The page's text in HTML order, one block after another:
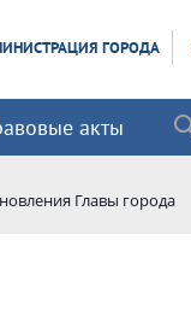
ГОРОДА
акты
Главы города